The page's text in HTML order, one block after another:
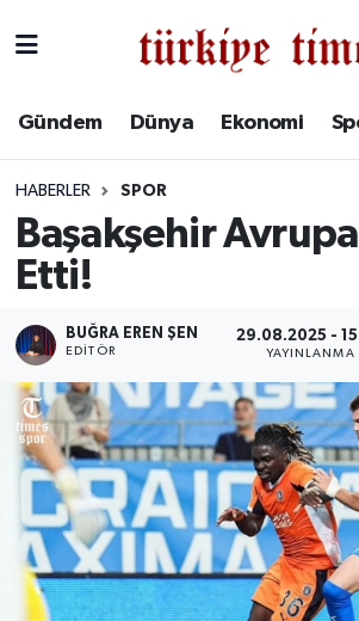
Gündem Dünya Ekonomi
HABERLER SPOR
Başakşehir
Etti!
BUĞRA EREN ŞEN
EDITÖR
29.08.2025 -
YAYINLANMA
Spor
Savunma - Teknoloji
Kültür - Sanat
Yaşam
Süper Lig Puan Durumu ve
Tüm Manşetler
Son Dakika Haberleri
Haber Arşivi